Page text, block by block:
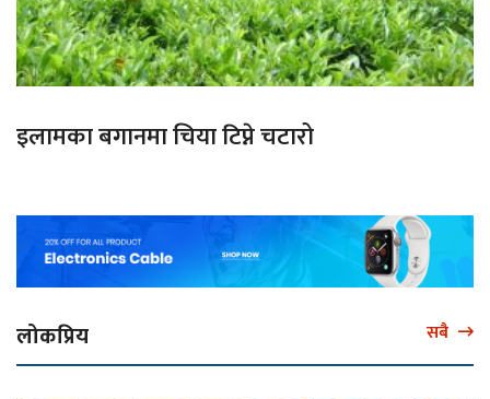
इलामका बगानमा चिया टिप्ने चटारो
लोकप्रिय सबै